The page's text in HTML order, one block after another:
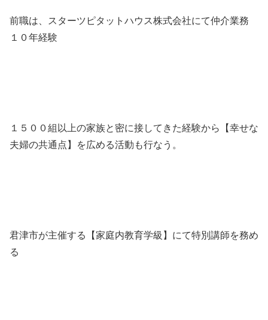
前職は、スターツピタットハウス株式会社にて仲介業務
１０年経験
１５００組以上の家族と密に接してきた経験から【幸せな
夫婦の共通点】を広める活動も行なう。
君津市が主催する【家庭内教育学級】にて特別講師を務め
る